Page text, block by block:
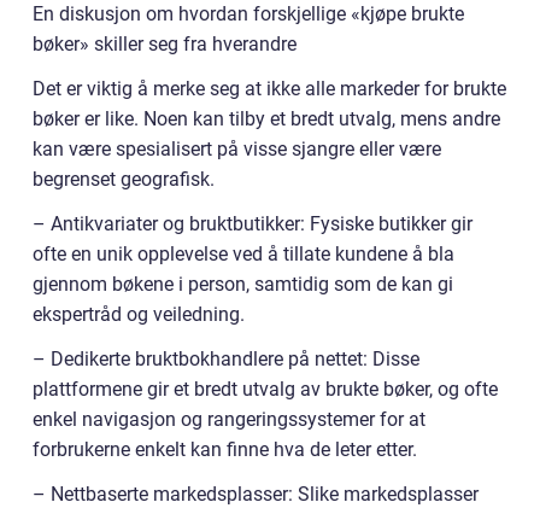
En diskusjon om hvordan forskjellige «kjøpe brukte
bøker» skiller seg fra hverandre
Det er viktig å merke seg at ikke alle markeder for brukte
bøker er like. Noen kan tilby et bredt utvalg, mens andre
kan være spesialisert på visse sjangre eller være
begrenset geografisk.
– Antikvariater og bruktbutikker: Fysiske butikker gir
ofte en unik opplevelse ved å tillate kundene å bla
gjennom bøkene i person, samtidig som de kan gi
ekspertråd og veiledning.
– Dedikerte bruktbokhandlere på nettet: Disse
plattformene gir et bredt utvalg av brukte bøker, og ofte
enkel navigasjon og rangeringssystemer for at
forbrukerne enkelt kan finne hva de leter etter.
– Nettbaserte markedsplasser: Slike markedsplasser